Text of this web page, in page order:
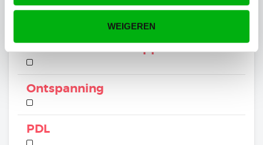
WEIGEREN
Muziek
Natuur en landschappen
Ontspanning
PDL